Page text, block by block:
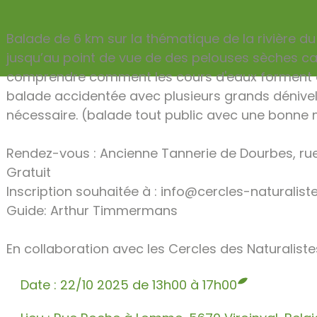
Balade de 6 km sur la thématique de la rivière
jusqu’au point de vue de des pelouses sèches
comprendre comment les cours d'eaux forment
balade accidentée avec plusieurs grands
nécessaire. (balade tout public avec une bonne
Rendez-vous : Ancienne Tannerie de Dourbes,
Gratuit
Inscription souhaitée à : info@cercles-
Guide: Arthur Timmermans
En collaboration avec les Cercles des
Date : 22/10 2025 de 13h00 à 17h00